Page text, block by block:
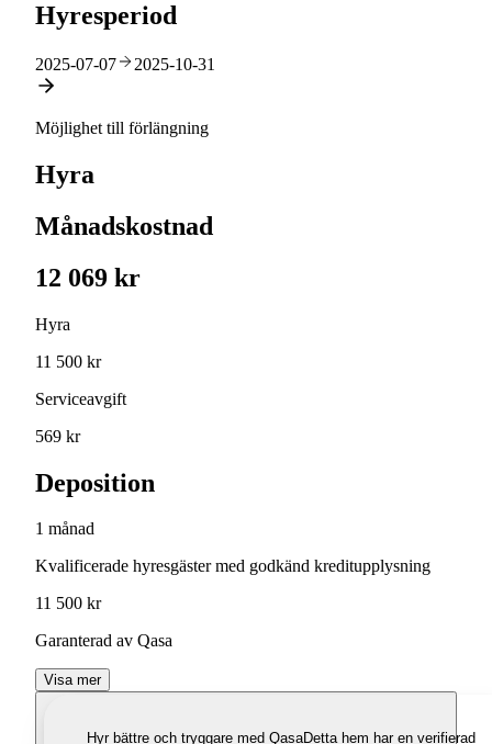
Hyresperiod
2025-07-07 2025-10-31
Möjlighet till förlängning
Hyra
Månadskostnad
12 069 kr
Hyra
11 500 kr
Serviceavgift
569 kr
Deposition
1 månad
Kvalificerade hyresgäster med godkänd kreditupplysning
11 500 kr
Garanterad av Qasa
Visa mer
Hyr bättre och tryggare med QasaDetta hem har en verifierad